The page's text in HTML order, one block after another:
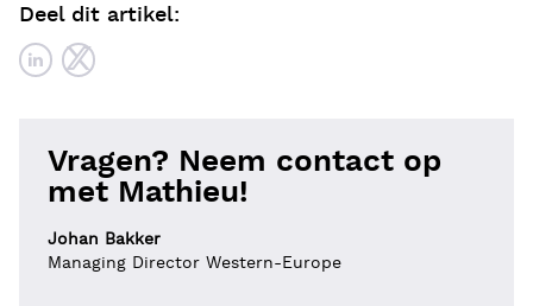
Deel dit artikel:
Vragen? Neem contact op
met Mathieu!
Johan Bakker
Managing Director Western-Europe